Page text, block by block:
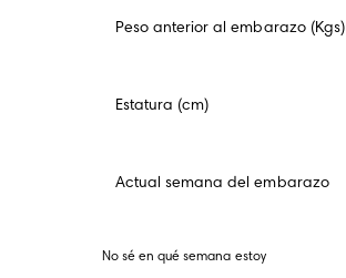
Peso anterior al embarazo (Kgs)
Estatura (cm)
Actual semana del embarazo
No sé en qué semana estoy